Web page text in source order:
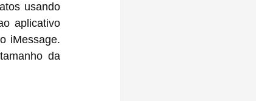
usando
aplicativo
iMessage.
da